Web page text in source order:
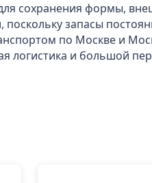
сохранения формы,
запасы
по Москве и
логистика и большой